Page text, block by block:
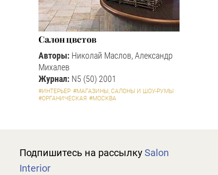
Салон цветов
Авторы: Николай Маслов, Александр
Михалев
Журнал: N5 (50) 2001
#ИНТЕРЬЕР #МАГАЗИНЫ, САЛОНЫ И ШОУ-РУМЫ
#ОРГАНИЧЕСКАЯ #МОСКВА
Подпишитесь на рассылку Salon
Interior